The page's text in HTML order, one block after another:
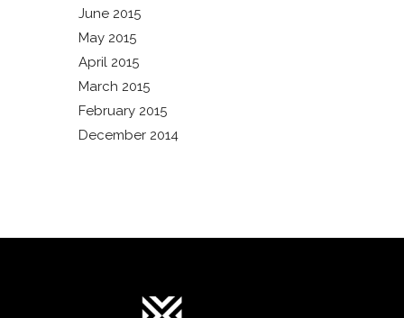
June 2015
May 2015
April 2015
March 2015
February 2015
December 2014